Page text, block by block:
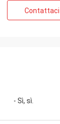
Contattaci
- Sì, sì.